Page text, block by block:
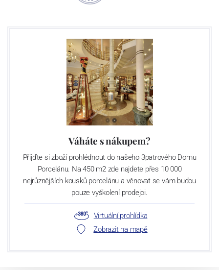
Váháte s nákupem?
Přijďte si zboží prohlédnout do našeho 3patrového Domu
Porcelánu. Na 450 m2 zde najdete přes 10 000
nejrůznějších kousků porcelánu a věnovat se vám budou
pouze vyškolení prodejci.
Virtuální prohlídka
Zobrazit na mapě